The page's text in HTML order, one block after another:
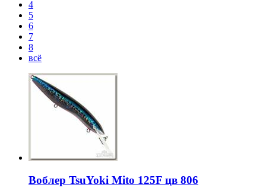
4
5
6
7
8
всё
Воблер TsuYoki Mito 125F цв 806